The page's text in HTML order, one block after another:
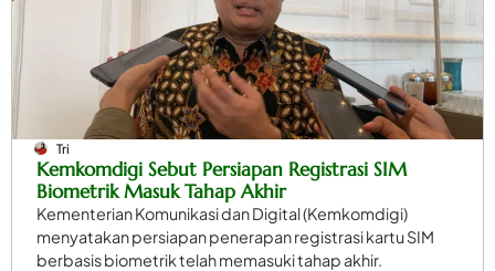
Tri
Kemkomdigi Sebut Persiapan Registrasi SIM
Biometrik Masuk Tahap Akhir
Kementerian Komunikasi dan Digital (Kemkomdigi)
menyatakan persiapan penerapan registrasi kartu SIM
berbasis biometrik telah memasuki tahap akhir.